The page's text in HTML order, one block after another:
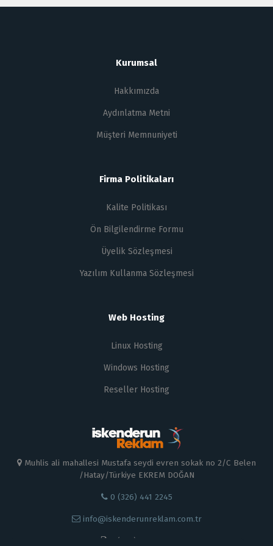
Kurumsal
Hakkımızda
Aydınlatma Metni
Müşteri Memnuniyeti
Firma Politikaları
Kalite Politikası
Ön Bilgilendirme Formu
Üyelik Sözleşmesi
Yazılım Kullanma Sözleşmesi
Web Hosting
Linux Hosting
Windows Hosting
Reseller Hosting
Muhlis ali mahallesi Mustafa seydi evren sokak no 2/C Belen
/Hatay/Türkiye EKREM DOĞAN
0 (326) 441 2245
info@iskenderunreklam.com.tr
0 (326) 441 22 45